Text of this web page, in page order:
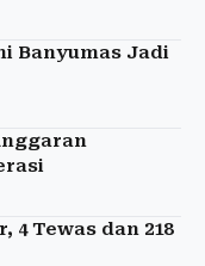
Banyumas Jadi
4 Tewas dan 218